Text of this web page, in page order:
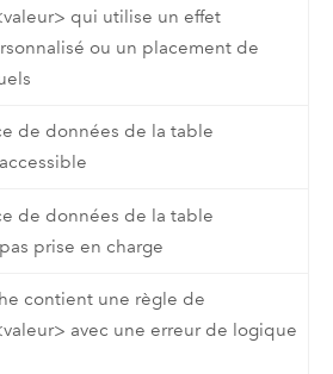
qui utilise un effet
ou un placement de
de données de la table
de données de la table
prise en charge
contient une règle de
avec une erreur de logique